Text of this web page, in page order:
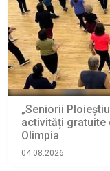
„Seniorii
activități gratuite
Olimpia
04.08.2026